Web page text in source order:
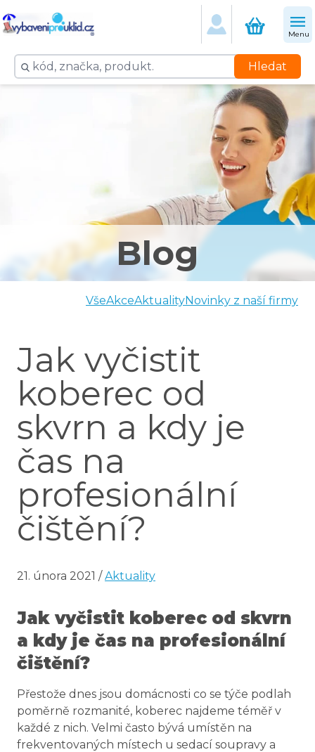
Menu
Hledat
Blog
VšeAkceAktualityNovinky z naší firmy
Jak vyčistit
koberec od
skvrn a kdy je
čas na
profesionální
čištění?
21. února 2021 /Aktuality
Jak vyčistit koberec od skvrn
a kdy je čas na profesionální
čištění?
Přestože dnes jsou domácnosti co se týče podlah
poměrně rozmanité, koberec najdeme téměř v
každé z nich. Velmi často bývá umístěn na
frekventovaných místech u sedací soupravy a